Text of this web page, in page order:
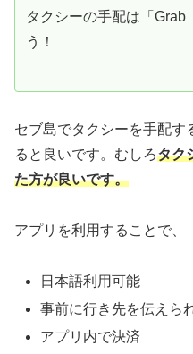
タクシーの手配は「Grab
う！
セブ島でタクシーを手配す
ると良いです。むしろタク
た方が良いです。
アプリを利用することで、
日本語利用可能
事前に行き先を伝えら
アプリ内で決済